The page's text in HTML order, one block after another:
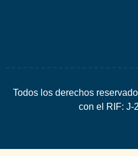
Todos los derechos
con el RIF: J-